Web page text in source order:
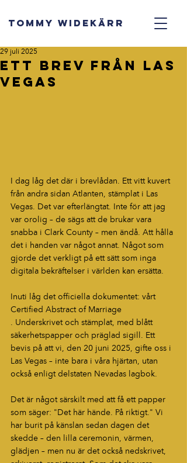
TOMMY WIDEKÄRR
Ett brev från Las
Vegas
29 juli 2025
I dag låg det där i brevlådan. Ett vitt kuvert
från andra sidan Atlanten, stämplat i Las
Vegas. Det var efterlängtat. Inte för att jag
var orolig – de sägs att de brukar vara
snabba i Clark County – men ändå. Att hålla
det i handen var något annat. Något som
gjorde det verkligt på ett sätt som inga
digitala bekräftelser i världen kan ersätta.
Inuti låg det officiella dokumentet: vårt
Certified Abstract of Marriage
. Underskrivet och stämplat, med blått
säkerhetspapper och präglad sigill. Ett
bevis på att vi, den 20 juni 2025, gifte oss i
Las Vegas – inte bara i våra hjärtan, utan
också enligt delstaten Nevadas lagbok.
Det är något särskilt med att få ett papper
som säger: "Det här hände. På riktigt." Vi
har burit på känslan sedan dagen det
skedde – den lilla ceremonin, värmen,
glädjen – men nu är det också nedskrivet,